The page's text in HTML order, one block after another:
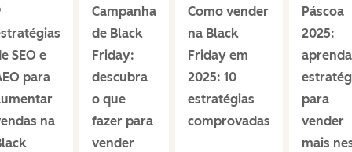
SEO e
para
na
Campanha
de Black
Friday:
descubra
o que
fazer para
vender
Como vender
na Black
Friday em
2025: 10
estratégias
comprovadas
Páscoa
2025:
aprenda
para
vender
mais